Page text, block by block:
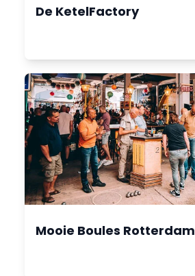
De KetelFactory
Mooie Boules Rotterdam